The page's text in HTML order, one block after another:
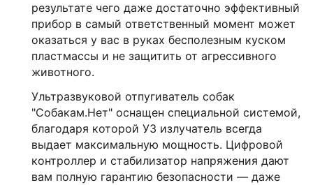
результате чего даже достаточно эффективный
прибор в самый ответственный момент может
оказаться у вас в руках бесполезным куском
пластмассы и не защитить от агрессивного
животного.
Ультразвуковой отпугиватель собак
"Собакам.Нет" оснащен специальной системой,
благодаря которой УЗ излучатель всегда
выдает максимальную мощность. Цифровой
контроллер и стабилизатор напряжения дают
вам полную гарантию безопасности — даже